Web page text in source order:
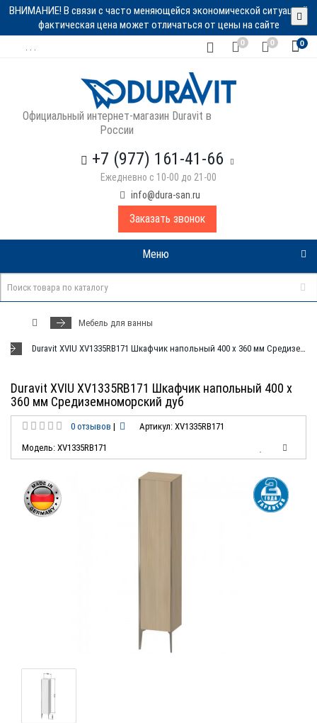
ВНИМАНИЕ! В связи с часто меняющейся экономической ситуацией
фактическая цена может отличаться от цены на сайте
0 0 0
Официальный интернет-магазин Duravit в
России
+7 (977) 161-41-66
Ежедневно с 10-00 до 21-00
info@dura-san.ru
Заказать звонок
Меню
Мебель для ванны
Duravit XVIU XV1335RB171 Шкафчик напольный 400 x 360 мм Средиземноморский дуб
Duravit XVIU XV1335RB171 Шкафчик напольный 400 x
360 мм Средиземноморский дуб
0 отзывов |
Артикул: XV1335RB171
Модель: XV1335RB171